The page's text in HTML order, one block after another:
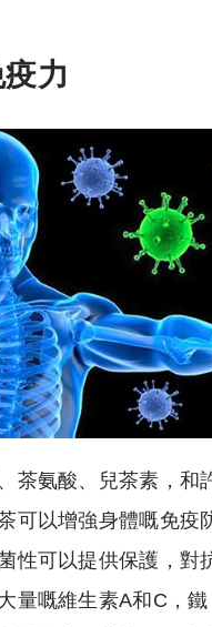
力
茶氨酸、兒茶素，和
可以增強身體嘅免疫
性可以提供保護，對
量嘅維生素A和C，鐵